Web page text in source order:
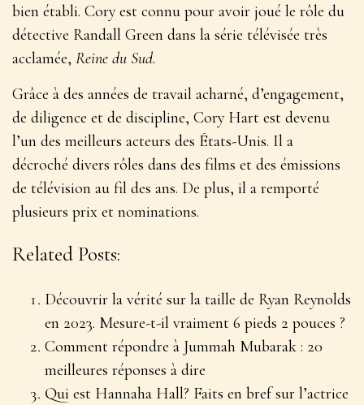
bien établi. Cory est connu pour avoir joué le rôle du
détective Randall Green dans la série télévisée très
acclamée, Reine du Sud.
Grâce à des années de travail acharné, d’engagement,
de diligence et de discipline, Cory Hart est devenu
l’un des meilleurs acteurs des États-Unis. Il a
décroché divers rôles dans des films et des émissions
de télévision au fil des ans. De plus, il a remporté
plusieurs prix et nominations.
Related Posts:
Découvrir la vérité sur la taille de Ryan Reynolds
en 2023. Mesure-t-il vraiment 6 pieds 2 pouces ?
Comment répondre à Jummah Mubarak : 20
meilleures réponses à dire
Qui est Hannaha Hall? Faits en bref sur l’actrice